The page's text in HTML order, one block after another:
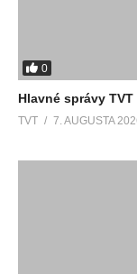
0
Hlavné správy TVT
TVT 7. AUGUSTA